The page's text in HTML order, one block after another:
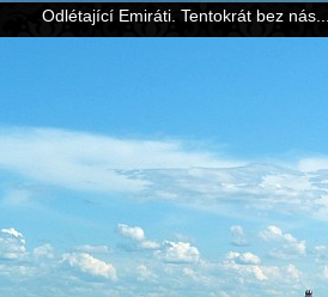
Odlétající Emiráti. Tentokrát bez